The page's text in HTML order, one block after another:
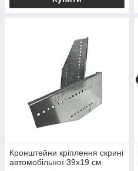
Кронштейни кріплення скрині
автомобільної 39х19 см